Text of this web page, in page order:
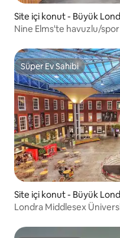
Site içi konut - Büyük
Nine Elms'te havuzlu/
Süper Ev Sahibi
Süper Ev Sahibi
Site içi konut - Büyük
Londra Middlesex